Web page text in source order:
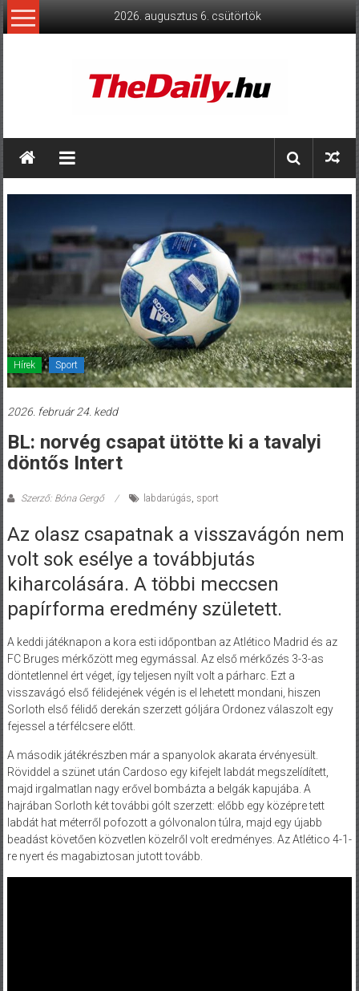
Skip
to
2026. augusztus 6. csütörtök
TheDaily.hu
érthetően.
Hírek Sport
2026. február 24. kedd
BL: norvég csapat ütötte ki a tavalyi
döntős Intert
Szerző: Bóna Gergő labdarúgás sport
Az olasz csapatnak a visszavágón nem
volt sok esélye a továbbjutás
kiharcolására. A többi meccsen
papírforma eredmény született.
A keddi játéknapon a kora esti időpontban az Atlético Madrid és az
FC Bruges mérkőzött meg egymással. Az első mérkőzés 3-3-as
döntetlennel ért véget, így teljesen nyílt volt a párharc. Ezt a
visszavágó első félidejének végén is el lehetett mondani, hiszen
Sorloth első félidő derekán szerzett góljára Ordonez válaszolt egy
fejessel a térfélcsere előtt.
A második játékrészben már a spanyolok akarata érvényesült.
Röviddel a szünet után Cardoso egy kifejelt labdát megszelídített,
majd irgalmatlan nagy erővel bombázta a belgák kapujába. A
hajrában Sorloth két további gólt szerzett: előbb egy középre tett
labdát hat méterről pofozott a gólvonalon túlra, majd egy újabb
beadást követően közvetlen közelről volt eredményes. Az Atlético 4-1-
re nyert és magabiztosan jutott tovább.